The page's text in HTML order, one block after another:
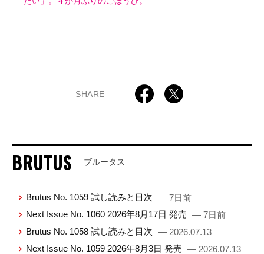
SHARE
BRUTUS ブルータス
Brutus No. 1059 試し読みと目次 — 7日前
Next Issue No. 1060 2026年8月17日 発売 — 7日前
Brutus No. 1058 試し読みと目次 — 2026.07.13
Next Issue No. 1059 2026年8月3日 発売 — 2026.07.13